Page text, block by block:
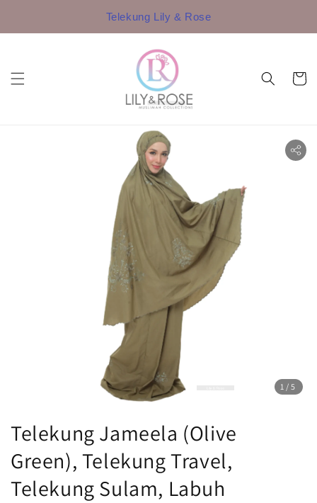
Telekung Lily & Rose
1 /5
Telekung Jameela (Olive
Green), Telekung Travel,
Telekung Sulam, Labuh